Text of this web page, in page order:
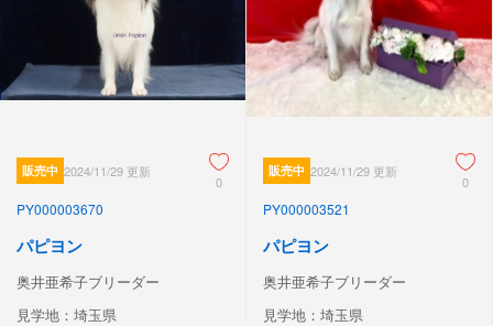
販売中 2024/11/29 更新
0
PY000003670
パピヨン
奥井亜希子ブリーダー
見学地：埼玉県
販売中 2024/11/29 更新
0
PY000003521
パピヨン
奥井亜希子ブリーダー
見学地：埼玉県